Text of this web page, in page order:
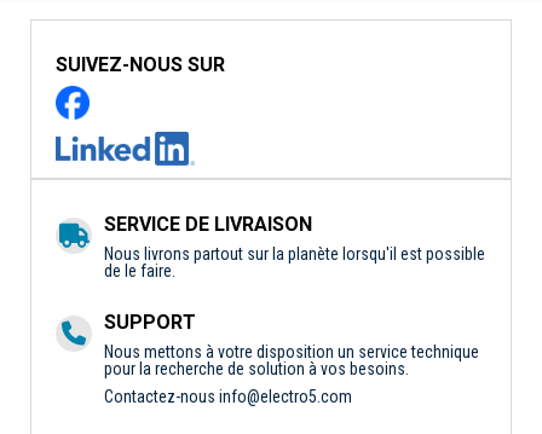
SUIVEZ-NOUS SUR
SERVICE DE LIVRAISON
Nous livrons partout sur la planète lorsqu'il est possible
de le faire.
SUPPORT
Nous mettons à votre disposition un service technique
pour la recherche de solution à vos besoins.
Contactez-nous info@electro5.com